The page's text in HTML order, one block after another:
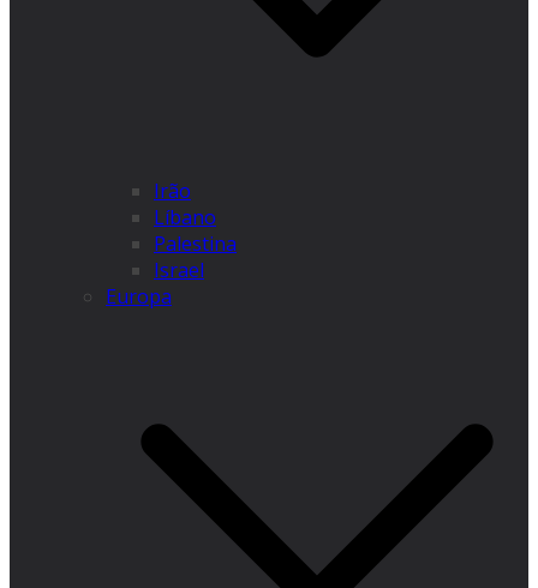
Irão
Líbano
Palestina
Israel
Europa